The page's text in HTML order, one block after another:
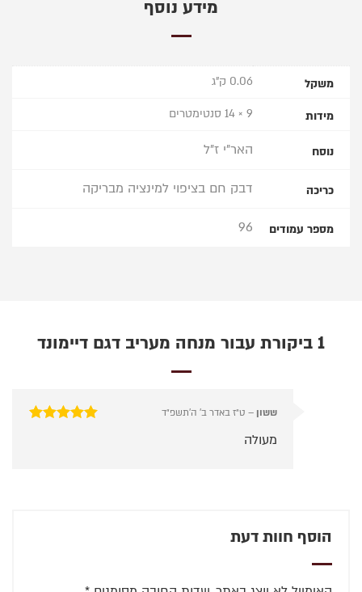
מידע נוסף
משקל 0.06 ק"ג
מידות 9 × 14 סנטימטרים
נוסח האר"י ז"ל
כריכה דבק חם בציפוי למינציה מבריקה
מספר עמודים 96
1 ביקורת עבור מנחה מעריב דגם דיימונד
ששון – ט״ז באדר ב׳ ה׳תשפ״ד
מעולה
הוסף חוות דעת